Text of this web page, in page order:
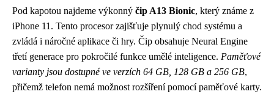
Pod kapotou najdeme výkonný čip A13 Bionic, který známe z
iPhone 11. Tento procesor zajišťuje plynulý chod systému a
zvládá i náročné aplikace či hry. Čip obsahuje Neural Engine
třetí generace pro pokročilé funkce umělé inteligence. Paměťové
varianty jsou dostupné ve verzích 64 GB, 128 GB a 256 GB,
přičemž telefon nemá možnost rozšíření pomocí paměťové karty.